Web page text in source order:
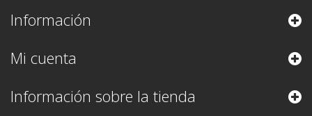
Información
Mi cuenta
Información sobre la tienda